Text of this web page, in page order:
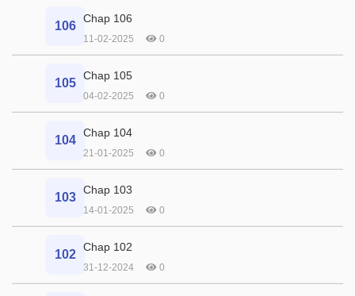
106
Chap 106
11-02-2025 0
105
Chap 105
04-02-2025 0
104
Chap 104
21-01-2025 0
103
Chap 103
14-01-2025 0
102
Chap 102
31-12-2024 0